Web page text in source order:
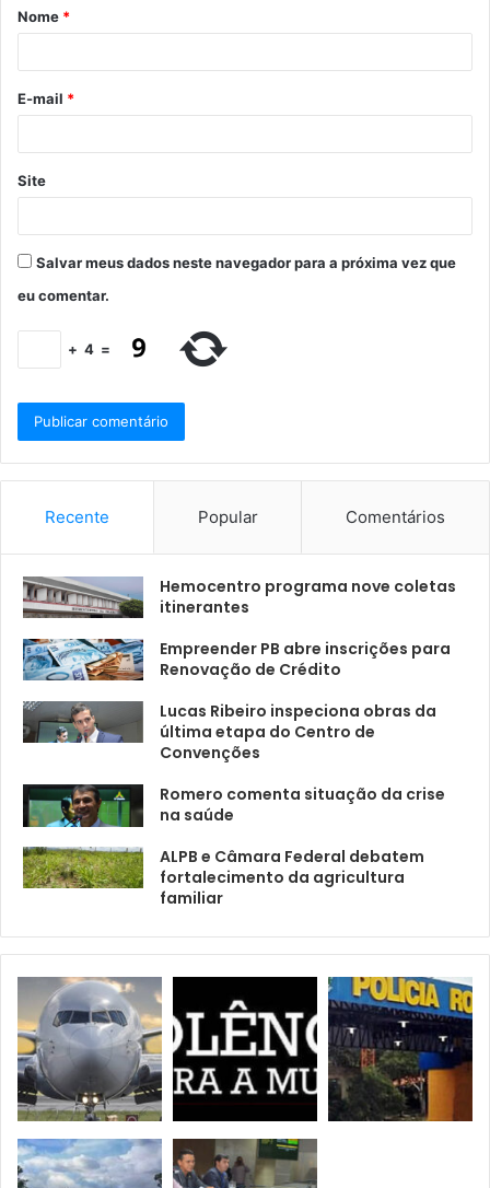
Nome *
E-mail *
Site
Salvar meus dados neste navegador para a próxima vez que
eu comentar.
+ 4 =
Recente Popular Comentários
Hemocentro programa nove coletas
itinerantes
Empreender PB abre inscrições para
Renovação de Crédito
Lucas Ribeiro inspeciona obras da
última etapa do Centro de
Convenções
Romero comenta situação da crise
na saúde
ALPB e Câmara Federal debatem
fortalecimento da agricultura
familiar